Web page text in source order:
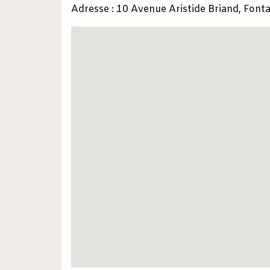
Adresse : 10 Avenue Aristide Briand,